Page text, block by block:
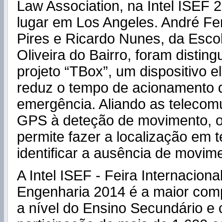
Law Association, na Intel ISEF
lugar em Los Angeles. André
Pires e Ricardo Nunes, da
Oliveira do Bairro, foram
projeto “TBox”, um dispositivo
reduz o tempo de acionamento
emergência. Aliando as
GPS à deteção de movimento,
permite fazer a localização em
identificar a ausência de
A Intel ISEF - Feira
Engenharia 2014 é a maior
a nível do Ensino Secundário e